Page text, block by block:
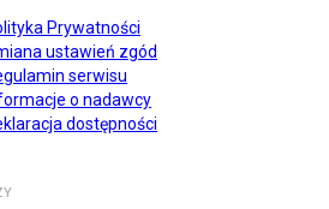
Prywatności
ustawień zgód
serwisu
o nadawcy
dostępności